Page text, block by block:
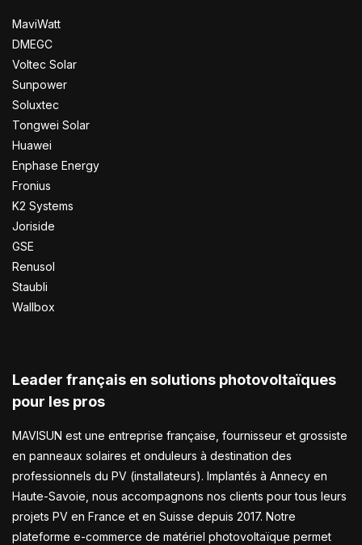
MaviWatt
DMEGC
Voltec Solar
Sunpower
Soluxtec
Tongwei Solar
Huawei
Enphase Energy
Fronius
K2 Systems
Joriside
GSE
Renusol
Staubli
Wallbox
Leader français en solutions photovoltaïques
pour les pros
MAVISUN est une entreprise française, fournisseur et grossiste
en panneaux solaires et onduleurs à destination des
professionnels du PV (installateurs). Implantés à Annecy en
Haute-Savoie, nous accompagnons nos clients pour tous leurs
projets PV en France et en Suisse depuis 2017. Notre
plateforme e-commerce de matériel photovoltaïque permet